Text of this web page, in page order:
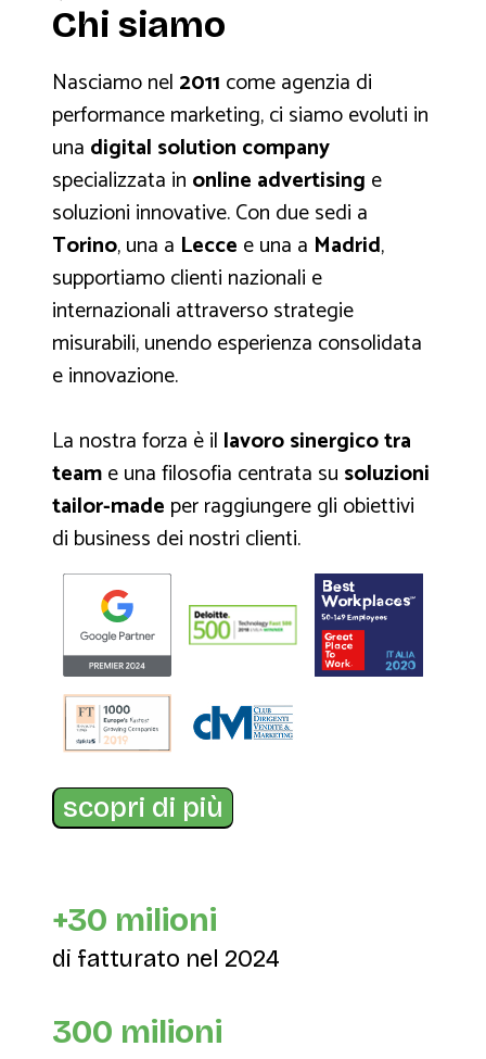
Chi siamo
Nasciamo nel 2011 come agenzia di
performance marketing, ci siamo evoluti in
una digital solution company
specializzata in online advertising e
soluzioni innovative. Con due sedi a
Torino, una a Lecce e una a Madrid,
supportiamo clienti nazionali e
internazionali attraverso strategie
misurabili, unendo esperienza consolidata
e innovazione.
La nostra forza è il lavoro sinergico tra
teame una filosofia centrata su soluzioni
tailor-made per raggiungere gli obiettivi
di business dei nostri clienti.
scopri di più
+30 milioni
di fatturato nel 2024
300 milioni